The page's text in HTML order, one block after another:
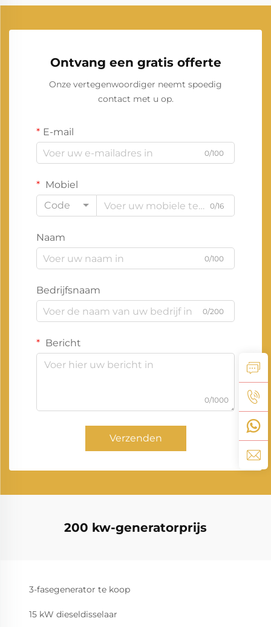
Ontvang een gratis offerte
Onze vertegenwoordiger neemt spoedig
contact met u op.
E-mail
0/100
Mobiel
Code
0/16
Naam
0/100
Bedrijfsnaam
0/200
Bericht
0/1000
Verzenden
200 kw-generatorprijs
3-fasegenerator te koop
15 kW dieseldisselaar